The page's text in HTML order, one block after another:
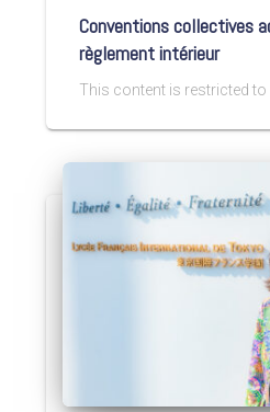
Conventions collectives
règlement intérieur
This content is restricted